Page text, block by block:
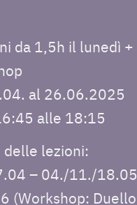
da 1,5h il lunedì +
al 26.06.2025
alle 18:15
delle lezioni:
– 04./11./18.05
(Workshop: Duello